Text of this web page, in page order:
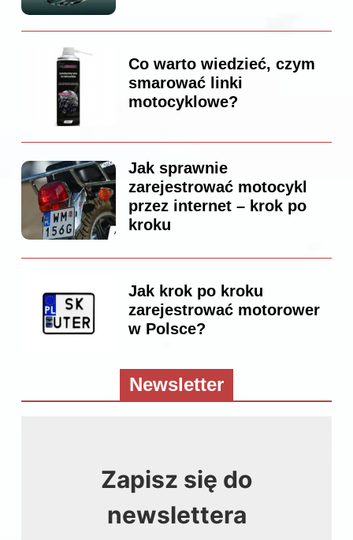
Co warto wiedzieć, czym
smarować linki
motocyklowe?
Jak sprawnie
zarejestrować motocykl
przez internet – krok po
kroku
Jak krok po kroku
zarejestrować motorower
w Polsce?
Newsletter
Zapisz się do
newslettera